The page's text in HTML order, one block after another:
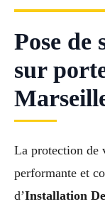
Pose
sur
La protection de
performante et
d’Installation